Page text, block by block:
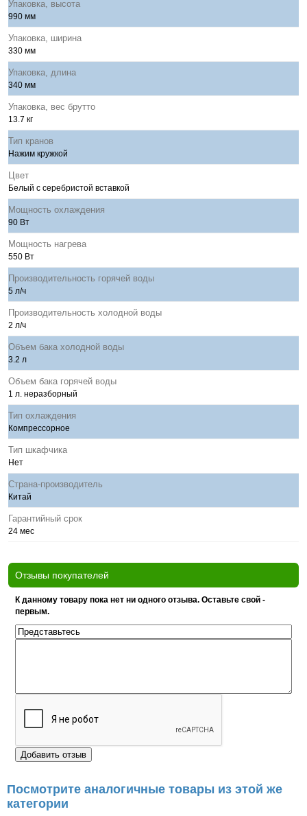
Упаковка, высота
990 мм
Упаковка, ширина
330 мм
Упаковка, длина
340 мм
Упаковка, вес брутто
13.7 кг
Тип кранов
Нажим кружкой
Цвет
Белый с серебристой вставкой
Мощность охлаждения
90 Вт
Мощность нагрева
550 Вт
Производительность горячей воды
5 л/ч
Производительность холодной воды
2 л/ч
Объем бака холодной воды
3.2 л
Объем бака горячей воды
1 л. неразборный
Тип охлаждения
Компрессорное
Тип шкафчика
Нет
Страна-производитель
Китай
Гарантийный срок
24 мес
Отзывы покупателей
К данному товару пока нет ни одного отзыва. Оставьте свой -
первым.
Посмотрите аналогичные товары из этой же
категории